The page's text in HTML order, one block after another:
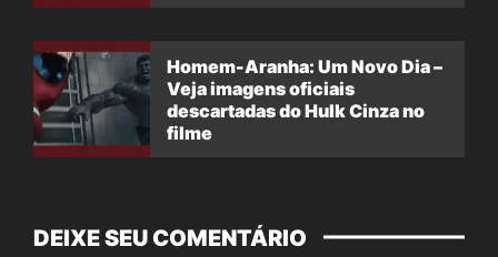
Homem-Aranha: Um Novo Dia –
Veja imagens oficiais
descartadas do Hulk Cinza no
filme
DEIXE SEU COMENTÁRIO